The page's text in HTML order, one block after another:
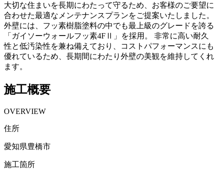
大切な住まいを長期にわたって守るため、お客様のご要望に
合わせた最適なメンテナンスプランをご提案いたしました。
外壁には、フッ素樹脂塗料の中でも最上級のグレードを誇る
「ガイソーウォールフッ素4FⅡ」を採用。 非常に高い耐久
性と低汚染性を兼ね備えており、コストパフォーマンスにも
優れているため、長期間にわたり外壁の美観を維持してくれ
ます。
施工概要
OVERVIEW
住所
愛知県豊橋市
施工箇所